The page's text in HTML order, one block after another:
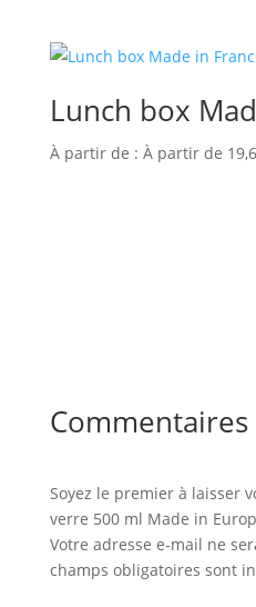
Lunch box
À partir de : À partir de
Commentaires
Soyez le premier à laisser
verre 500 ml Made in
Votre adresse e-mail ne
champs obligatoires sont